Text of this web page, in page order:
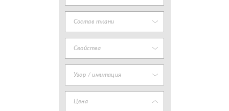
Состав ткани
Свойства
Узор / имитация
Цена